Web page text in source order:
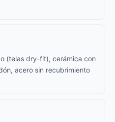
(telas dry-fit), cerámica con
acero sin recubrimiento